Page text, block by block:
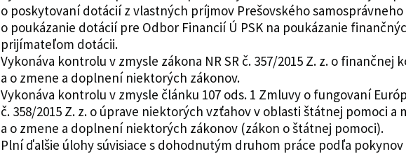
o poskytovaní dotácií z vlastných príjmov Prešovského
o poukázanie dotácií pre Odbor Financií Ú PSK na poukázanie
prijímateľom dotácii.
Vykonáva kontrolu v zmysle zákona NR SR č. 357/2015 Z. z. o finančnej
a o zmene a doplnení niektorých zákonov.
Vykonáva kontrolu v zmysle článku 107 ods. 1 Zmluvy o fungovaní
č. 358/2015 Z. z. o úprave niektorých vzťahov v oblasti štátnej pomoci a
a o zmene a doplnení niektorých zákonov (zákon o štátnej pomoci).
Plní ďalšie úlohy súvisiace s dohodnutým druhom práce podľa